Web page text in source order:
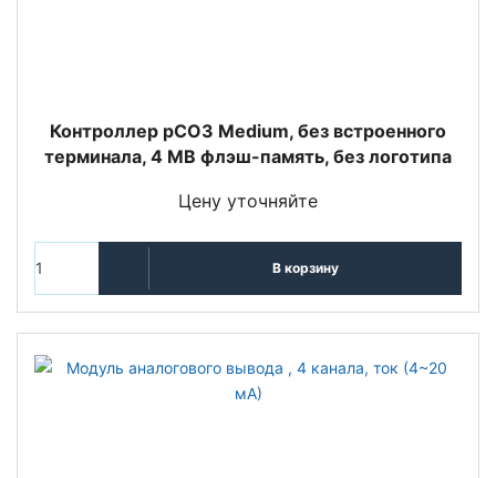
Контроллер pCO3 Medium, без встроенного
терминала, 4 MB флэш-память, без логотипа
Цену уточняйте
В корзину